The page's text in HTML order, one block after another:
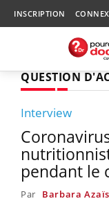
INSCRIPTION
QUESTION
Interview
pendant le
Par Barbara Azaïs